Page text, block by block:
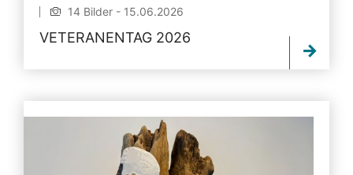
14 Bilder - 15.06.2026
VETERANENTAG 2026